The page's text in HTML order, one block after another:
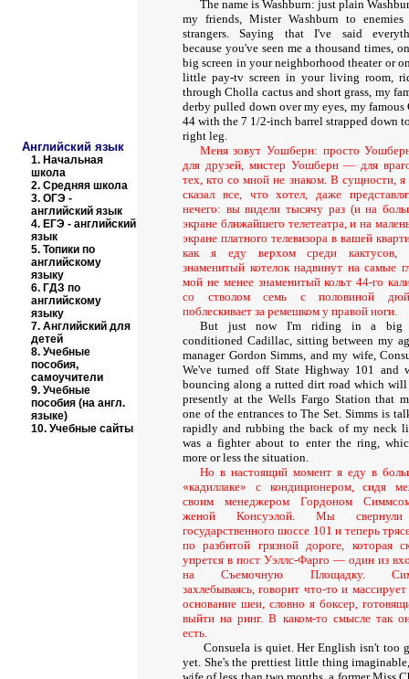
Английский язык
1. Начальная
школа
2. Средняя школа
3. ОГЭ -
английский язык
4. ЕГЭ - английский
язык
5. Топики по
английскому
языку
6. ГДЗ по
английскому
языку
7. Английский для
детей
8. Учебные
пособия,
самоучители
9. Учебные
пособия (на англ.
языке)
10. Учебные сайты
The name is Washburn: just plain
my friends, Mister Washburn to enemies
strangers. Saying that I've said
because you've seen me a thousand times,
big screen in your neighborhood theater or
little pay-tv screen in your living room,
through Cholla cactus and short grass, my
derby pulled down over my eyes, my famous
44 with the 7 1/2-inch barrel strapped down
right leg.
Меня зовут Уошберн: просто
для друзей, мистер Уошберн — для
тех, кто со мной не знаком. В сущности,
сказал все, что хотел, даже
нечего: вы видели тысячу раз (и на
экране ближайшего телетеатра, и на
экране платного телевизора в вашей
как я еду верхом среди кактусов,
знаменитый котелок надвинут на самые
мой не менее знаменитый кольт 44-го
со стволом семь с половиной
поблескивает за ремешком у правой ноги.
But just now I'm riding in a big
conditioned Cadillac, sitting between my
manager Gordon Simms, and my wife,
We've turned off State Highway 101 and
bouncing along a rutted dirt road which will
presently at the Wells Fargo Station that
one of the entrances to The Set. Simms is
rapidly and rubbing the back of my neck
was a fighter about to enter the ring,
more or less the situation.
Но в настоящий момент я еду в
«кадиллаке» с кондиционером, сидя
своим менеджером Гордоном
женой Консуэлой. Мы
государственного шоссе 101 и теперь
по разбитой грязной дороге, которая
упрется в пост Уэллс-Фарго — один из
на Съемочную Площадку.
захлебываясь, говорит что-то и
основание шеи, словно я боксер,
выйти на ринг. В каком-то смысле так
есть.
Consuela is quiet.Her English isn't too
yet. She's the prettiest little thing